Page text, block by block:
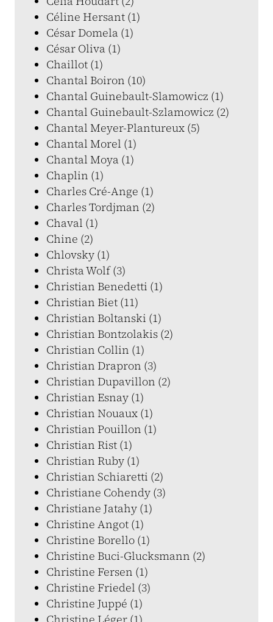
Céline Hersant (1)
César Domela (1)
César Oliva (1)
Chaillot (1)
Chantal Boiron (10)
Chantal Guinebault-Slamowicz (1)
Chantal Guinebault-Szlamowicz (2)
Chantal Meyer-Plantureux (5)
Chantal Morel (1)
Chantal Moya (1)
Chaplin (1)
Charles Cré-Ange (1)
Charles Tordjman (2)
Chaval (1)
Chine (2)
Chlovsky (1)
Christa Wolf (3)
Christian Benedetti (1)
Christian Biet (11)
Christian Boltanski (1)
Christian Bontzolakis (2)
Christian Collin (1)
Christian Drapron (3)
Christian Dupavillon (2)
Christian Esnay (1)
Christian Nouaux (1)
Christian Pouillon (1)
Christian Rist (1)
Christian Ruby (1)
Christian Schiaretti (2)
Christiane Cohendy (3)
Christiane Jatahy (1)
Christine Angot (1)
Christine Borello (1)
Christine Buci-Glucksmann (2)
Christine Fersen (1)
Christine Friedel (3)
Christine Juppé (1)